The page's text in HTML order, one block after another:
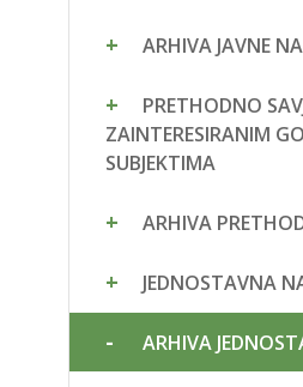
ARHIVA JAVNE
PRETHODNO
ZAINTERESIRANIM
SUBJEKTIMA
ARHIVA
JEDNOSTAVNA
ARHIVA